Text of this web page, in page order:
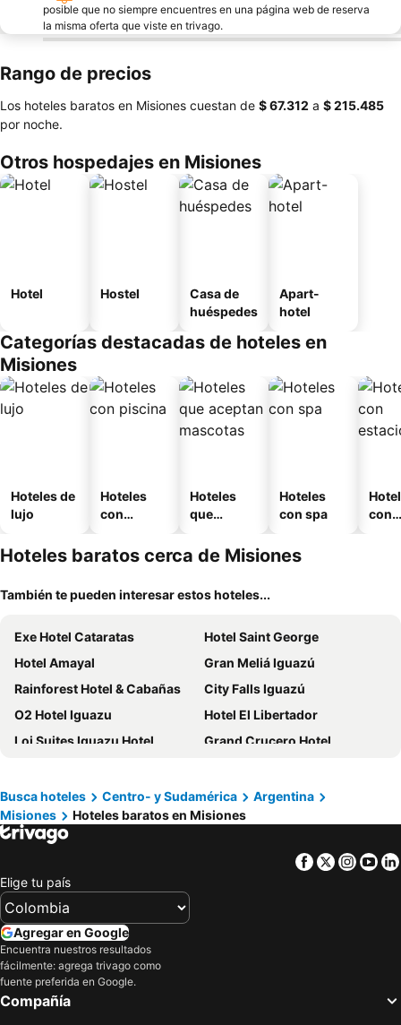
posible que no siempre encuentres en una página web de reserva
la misma oferta que viste en trivago.
Rango de precios
Los hoteles baratos en Misiones cuestan de ‎$ 67.312 a ‎$ 215.485
por noche.
Otros hospedajes en Misiones
Hotel Hostel
Casa de
huéspedes
Apart-
hotel
Categorías destacadas de hoteles en
Misiones
Hoteles de
lujo
Hoteles
con
Hoteles
que
mascotas
Hoteles
con spa
con
Hoteles baratos cerca de Misiones
También te pueden interesar estos hoteles...
Exe Hotel Cataratas
Hotel Saint George
Hotel Amayal
Gran Meliá Iguazú
Rainforest Hotel & Cabañas
City Falls Iguazú
O2 Hotel Iguazu
Hotel El Libertador
Loi Suites Iguazu Hotel
Grand Crucero Hotel
La Reserva Virgin Lodge
Hotel Raices Esturion
Posada Iguazu Royal
Iguazú Grand Resort Spa & Casino
Hotel Itavera
Iguazu Jungle Lodge
Pirayu Hotel & Resort
Hotel Yvera Cataratas
Alexander Hotel
Mensú Grand Hotel
Posada del Angú
Busca hoteles Centro- y Sudamérica
Argentina
Misiones
Hoteles baratos en Misiones
Facebook
Twitter
Elige tu país
Agregar en Google
Encuentra nuestros resultados
fácilmente: agrega trivago como
fuente preferida en Google.
Compañía